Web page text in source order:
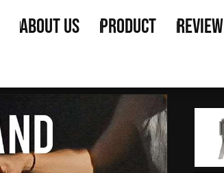
About us Product Review